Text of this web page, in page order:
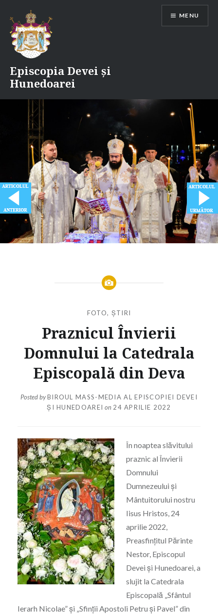
content
Episcopia Devei și
Hunedoarei
MENU
FOTO, ȘTIRI
Praznicul Învierii
Domnului la Catedrala
Episcopală din Deva
Posted byBIROUL MASS-MEDIA AL EPISCOPIEI DEVEI
ȘI HUNEDOAREI on 24 APRILIE 2022
În noaptea slăvitului
praznic al Învierii
Domnului
Dumnezeului și
Mântuitorului nostru
Iisus Hristos, 24
aprilie 2022,
Preasfințitul Părinte
Nestor, Episcopul
Devei și Hunedoarei, a
slujit la Catedrala
Episcopală „Sfântul
Ierarh Nicolae” și „Sfinții Apostoli Petru și Pavel” din